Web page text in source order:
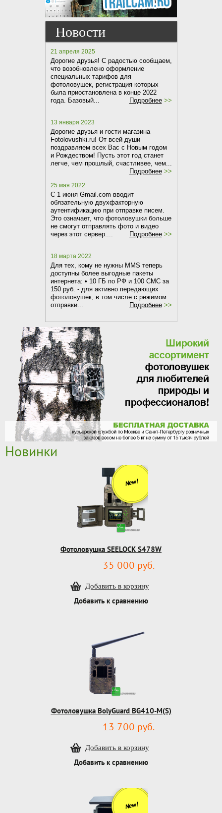
Новости
21 апреля 2025
Дорогие друзья! С радостью сообщаем,
что возобновлено оформление
специальных тарифов для
фотоловушек, регистрация которых
была приостановлена в конце 2022
года. Базовый...
Подробнее>>
13 января 2023
Дорогие друзья и гости магазина
Fotolovushki.ru! От всей души
поздравляем всех Вас с Новым годом
и Рождеством! Пусть этот год станет
легче, чем прошлый, счастливее, чем...
Подробнее>>
25 мая 2022
C 1 июня Gmail.com вводит
обязательную двухфакторную
аутентификацию при отправке писем.
Это означает, что фотоловушки больше
не смогут отправлять фото и видео
через этот сервер....
Подробнее>>
18 марта 2022
Для тех, кому не нужны MMS теперь
доступны более выгодные пакеты
интернета: • 10 ГБ по РФ и 100 СМС за
150 руб. - для активно передающих
фотоловушек, в том числе с режимом
отправки...
Подробнее>>
Новинки
New!
Фотоловушка SEELOCK S478W
35 000 руб.
Добавить к сравнению
Фотоловушка BolyGuard BG410-M(S)
13 700 руб.
Добавить к сравнению
New!